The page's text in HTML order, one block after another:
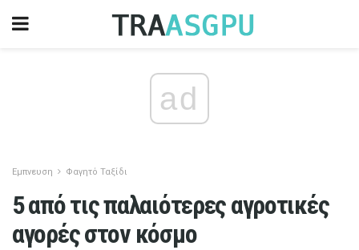
ad
Εμπνευση Φαγητό Ταξίδι
5 από τις παλαιότερες αγροτικές
αγορές στον κόσμο